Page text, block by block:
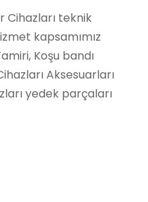
Cihazları teknik
kapsamımız
Koşu bandı
Aksesuarları
yedek parçaları